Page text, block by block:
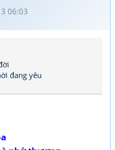
06:03
đang yêu